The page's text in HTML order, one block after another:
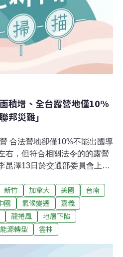
風機運轉噪音干擾陸上居民，
機基座中心與最近建築物距離
表示，考量到距離超過250公
噪音、眩影等影響，此次加嚴
而因應氣候變遷，枯
積增、全台露營地僅10%
邦災難」
合法營地卻僅10%不能出國導
右，但符合相關法令的的露營
昆澤13日於交通部委員會上提
法規，而有665處仍在營業待
可以優先清查有稅籍登記的
地位於順向坡地帶或者曾發
優先清查的名單。（台灣醒
陷面積增 中央地方聯手防治
新竹 加拿大 美國
台南
國 氣候變遷
嘉義
龍捲風
地層下陷
能源轉型 雲林